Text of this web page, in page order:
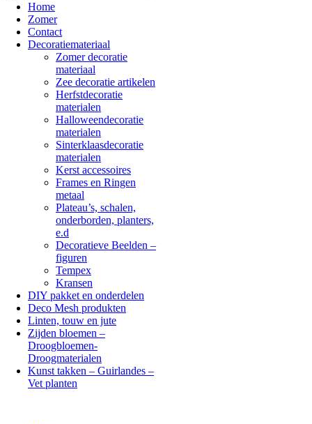
Home
Zomer
Contact
Decoratiemateriaal
Zomer decoratie
materiaal
Zee decoratie artikelen
Herfstdecoratie
materialen
Halloweendecoratie
materialen
Sinterklaasdecoratie
materialen
Kerst accessoires
Frames en Ringen
metaal
Plateau’s, schalen,
onderborden, planters,
e.d
Decoratieve Beelden –
figuren
Tempex
Kransen
DIY pakket en onderdelen
Deco Mesh produkten
Linten, touw en jute
Zijden bloemen –
Droogbloemen-
Droogmaterialen
Kunst takken – Guirlandes –
Vet planten